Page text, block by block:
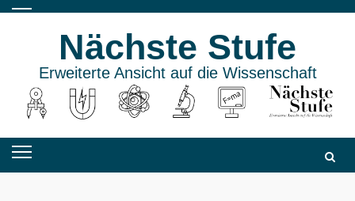
Skip
Nächste Stufe
Erweiterte Ansicht auf die Wissenschaft